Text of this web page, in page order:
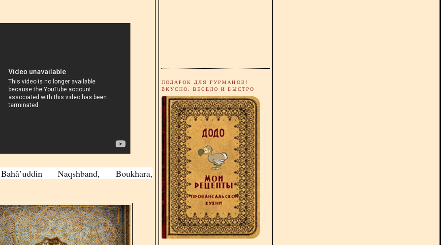
Naqshband, Boukhara,
ПОДАРОК ДЛЯ ГУРМАНОВ!
ВКУСНО, ВЕСЕЛО И БЫСТРО